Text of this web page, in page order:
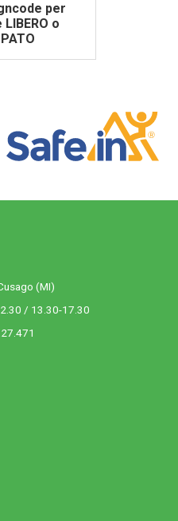
per
o
(MI)
/ 13.30-17.30